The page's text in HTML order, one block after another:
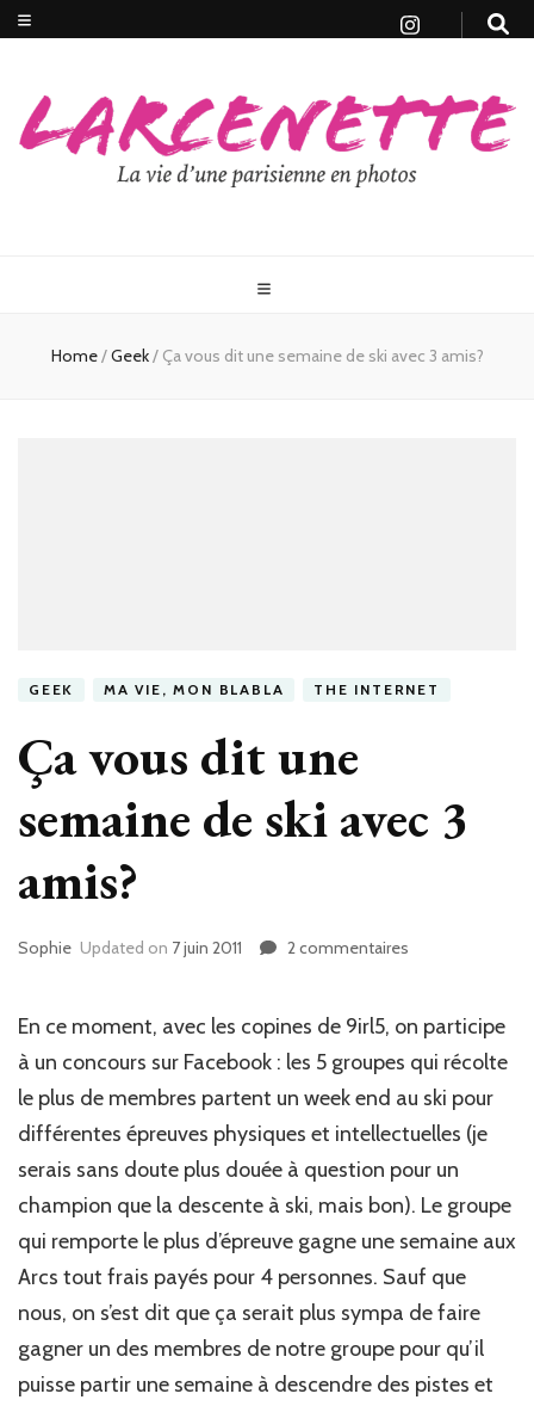
Home/Geek/ Ça vous dit une semaine de ski avec 3 amis?
GEEK MA VIE, MON BLABLA THE INTERNET
Ça vous dit une
semaine de ski avec 3
amis?
Sophie Updated on 7 juin 2011 2 commentaires
dit
semaine
de
avec
3
amis?
En ce moment, avec les copines de 9irl5, on participe
à un concours sur Facebook : les 5 groupes qui récolte
le plus de membres partent un week end au ski pour
différentes épreuves physiques et intellectuelles (je
serais sans doute plus douée à question pour un
champion que la descente à ski, mais bon). Le groupe
qui remporte le plus d’épreuve gagne une semaine aux
Arcs tout frais payés pour 4 personnes. Sauf que
nous, on s’est dit que ça serait plus sympa de faire
gagner un des membres de notre groupe pour qu’il
puisse partir une semaine à descendre des pistes et